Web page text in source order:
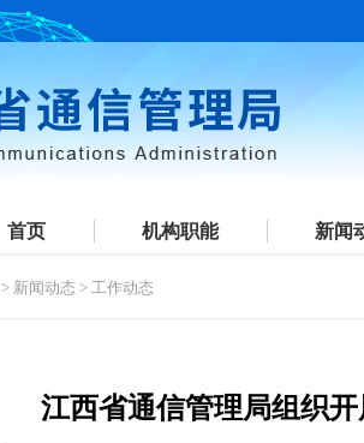
首页 机构职能 新闻
> 新闻动态 > 工作动态
江西省通信管理局组织